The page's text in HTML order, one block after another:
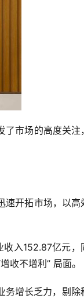
了市场的高度关注
速开拓市场，以高
入152.87亿元，
不增利” 局面。
务增长乏力，剔除